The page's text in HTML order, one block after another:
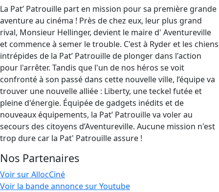
La Pat’ Patrouille part en mission pour sa première grande
aventure au cinéma ! Près de chez eux, leur plus grand
rival, Monsieur Hellinger, devient le maire d' Aventureville
et commence à semer le trouble. C'est à Ryder et les chiens
intrépides de la Pat’ Patrouille de plonger dans l'action
pour l'arrêter. Tandis que l'un de nos héros se voit
confronté à son passé dans cette nouvelle ville, l’équipe va
trouver une nouvelle alliée : Liberty, une teckel futée et
pleine d'énergie. Équipée de gadgets inédits et de
nouveaux équipements, la Pat’ Patrouille va voler au
secours des citoyens d’Aventureville. Aucune mission n'est
trop dure car la Pat' Patrouille assure !
Nos Partenaires
Voir sur AllocCiné
Voir la bande annonce sur Youtube